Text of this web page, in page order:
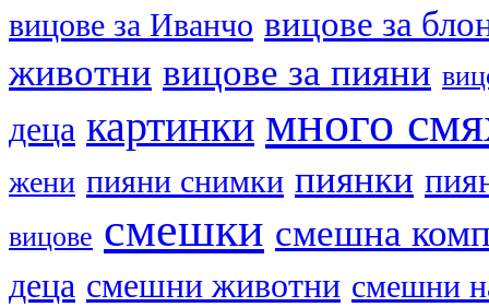
вицове за Иванчо вицове за
животни вицове за пияни
деца картинки много
жени пияни снимки пиянки
вицове смешки смешна
деца смешни животни смешни